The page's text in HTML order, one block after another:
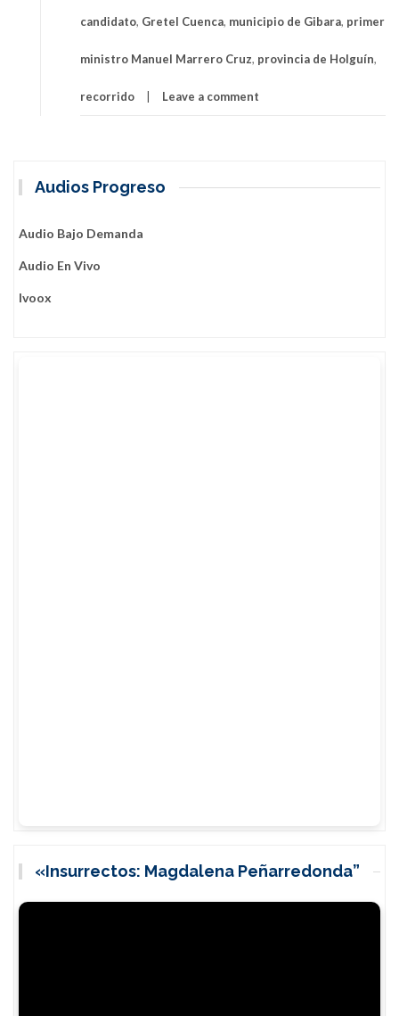
candidato, Gretel Cuenca, municipio de Gibara, primer
ministro Manuel Marrero Cruz, provincia de Holguín,
recorrido Leave a comment
Audios Progreso
Audio Bajo Demanda
Audio En Vivo
Ivoox
«Insurrectos: Magdalena Peñarredonda”